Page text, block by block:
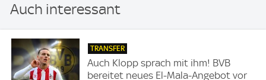
Auch interessant
TRANSFER
Auch Klopp sprach mit ihm! BVB
bereitet neues El-Mala-Angebot vor